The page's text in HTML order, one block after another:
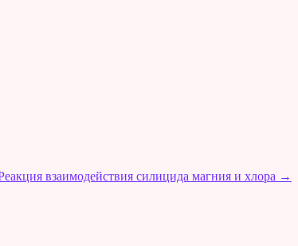
взаимодействия силицида магния и хлора →